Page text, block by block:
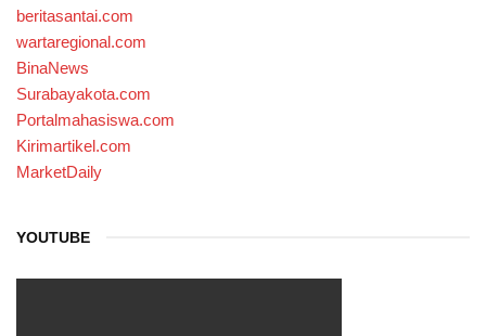
beritasantai.com
wartaregional.com
BinaNews
Surabayakota.com
Portalmahasiswa.com
Kirimartikel.com
MarketDaily
YOUTUBE